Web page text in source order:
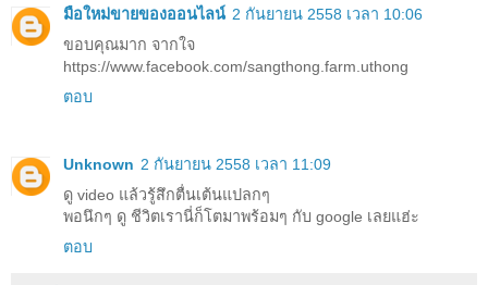
มือใหม่ขายของออนไลน์ 2 กันยายน 2558 เวลา 10:06
ขอบคุณมาก จากใจ
https://www.facebook.com/sangthong.farm.uthong
ตอบ
Unknown 2 กันยายน 2558 เวลา 11:09
ดู video แล้วรู้สึกตื่นเต้นแปลกๆ
พอนึกๆ ดู ชีวิตเรานี่ก็โตมาพร้อมๆ กับ google เลยแฮ่ะ
ตอบ